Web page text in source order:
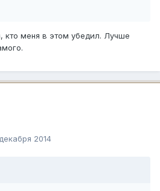
меня в этом убедил. Лучше
2014